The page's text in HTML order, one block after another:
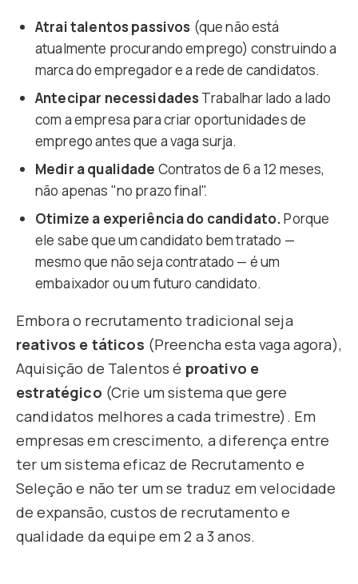
Atrai talentos passivos (que não está
atualmente procurando emprego) construindo a
marca do empregador e a rede de candidatos.
Antecipar necessidades Trabalhar lado a lado
com a empresa para criar oportunidades de
emprego antes que a vaga surja.
Medir a qualidade Contratos de 6 a 12 meses,
não apenas "no prazo final".
Otimize a experiência do candidato.Porque
ele sabe que um candidato bem tratado —
mesmo que não seja contratado — é um
embaixador ou um futuro candidato.
Embora o recrutamento tradicional seja
reativos e táticos (Preencha esta vaga agora),
Aquisição de Talentos é proativo e
estratégico (Crie um sistema que gere
candidatos melhores a cada trimestre). Em
empresas em crescimento, a diferença entre
ter um sistema eficaz de Recrutamento e
Seleção e não ter um se traduz em velocidade
de expansão, custos de recrutamento e
qualidade da equipe em 2 a 3 anos.